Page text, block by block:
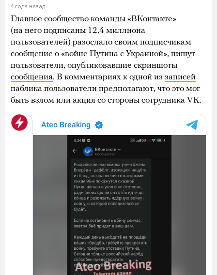
4 года назад
Главное сообщество команды «ВКонтакте»
(на него подписаны 12,4 миллиона
пользователей) разослало своим подписчикам
сообщение о «войне Путина с Украиной», пишут
пользователи, опубликовавшие скриншоты
сообщения. В комментариях к одной из записей
паблика пользователи предполагают, что это мог
быть взлом или акция со стороны сотрудника VK.